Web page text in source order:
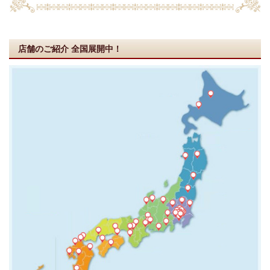
店舗のご紹介 全国展開中！